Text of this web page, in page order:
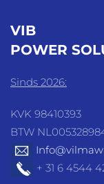
VIB
POWER
Sinds 2026:
KVK 98410393
BTW
+ 31 6 4544